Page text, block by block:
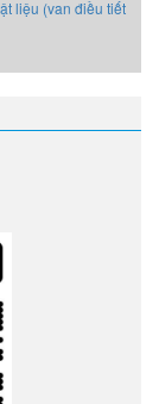
liệu (van điều tiết